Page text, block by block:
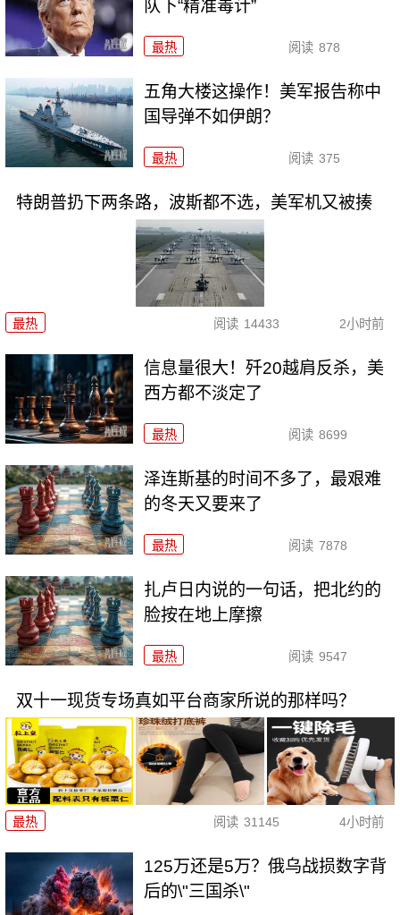
队下“精准毒计”
最热 阅读 878
五角大楼这操作！美军报告称中
国导弹不如伊朗？
最热 阅读 375
特朗普扔下两条路，波斯都不选，美军机又被揍
最热 阅读 14433 2小时前
信息量很大！歼20越肩反杀，美
西方都不淡定了
最热 阅读 8699
泽连斯基的时间不多了，最艰难
的冬天又要来了
最热 阅读 7878
扎卢日内说的一句话，把北约的
脸按在地上摩擦
最热 阅读 9547
双十一现货专场真如平台商家所说的那样吗？
最热 阅读 31145 4小时前
125万还是5万？俄乌战损数字背
后的\"三国杀\"